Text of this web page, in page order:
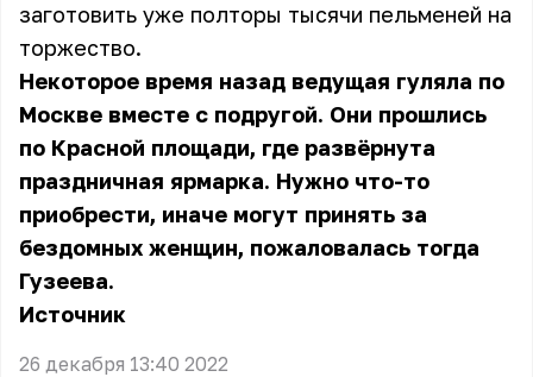
заготовить уже полторы тысячи пельменей на
торжество.
Некоторое время назад ведущая гуляла по
Москве вместе с подругой. Они прошлись
по Красной площади, где развёрнута
праздничная ярмарка. Нужно что-то
приобрести, иначе могут принять за
бездомных женщин, пожаловалась тогда
Гузеева.
Источник
26 декабря 13:40 2022